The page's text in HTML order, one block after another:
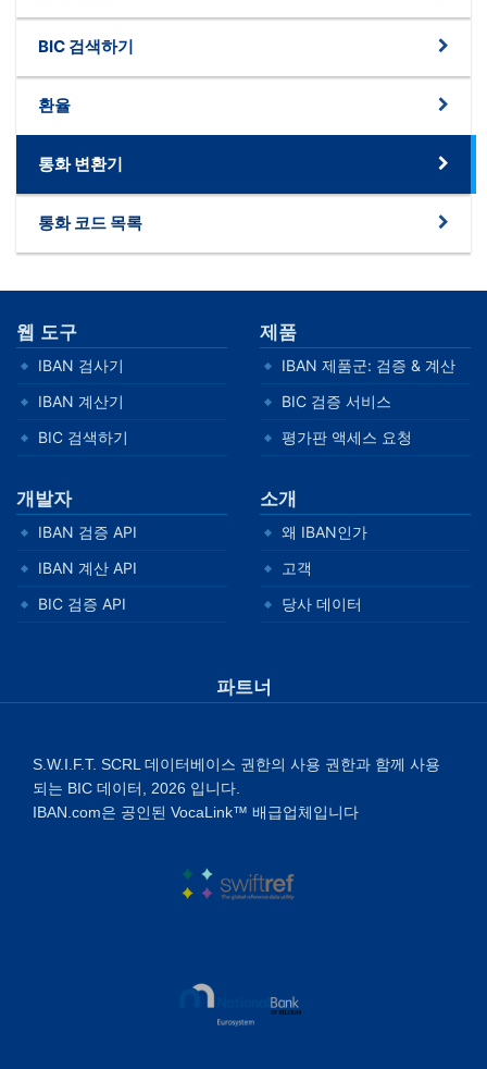
BIC 검색하기
환율
통화 변환기
통화 코드 목록
웹 도구
IBAN 검사기
IBAN 계산기
BIC 검색하기
제품
IBAN 제품군: 검증 & 계산
BIC 검증 서비스
평가판 액세스 요청
개발자
IBAN 검증 API
IBAN 계산 API
BIC 검증 API
소개
왜 IBAN인가
고객
당사 데이터
파트너
S.W.I.F.T. SCRL 데이터베이스 권한의 사용 권한과 함께 사용
되는 BIC 데이터, 2026 입니다.
IBAN.com은 공인된 VocaLink™ 배급업체입니다